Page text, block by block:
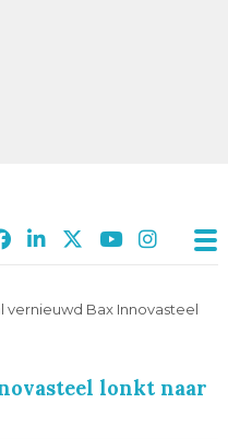
vernieuwd Bax Innovasteel
lonkt naar